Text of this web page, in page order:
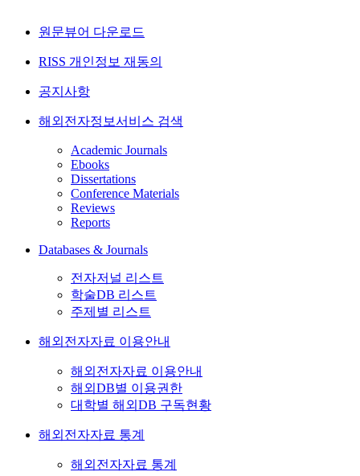
원문뷰어 다운로드
RISS 개인정보 재동의
공지사항
해외전자정보서비스 검색
Academic Journals
Ebooks
Dissertations
Conference Materials
Reviews
Reports
Databases & Journals
전자저널 리스트
학술DB 리스트
주제별 리스트
해외전자자료 이용안내
해외전자자료 이용안내
해외DB별 이용권한
대학별 해외DB 구독현황
해외전자자료 통계
해외전자자료 통계